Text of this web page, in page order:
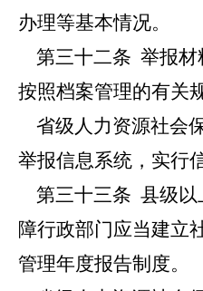
办理等基本情况。
第三十二条 举报材
按照档案管理的有关
省级人力资源社会
举报信息系统，实行
第三十三条 县级以
障行政部门应当建立
管理年度报告制度。